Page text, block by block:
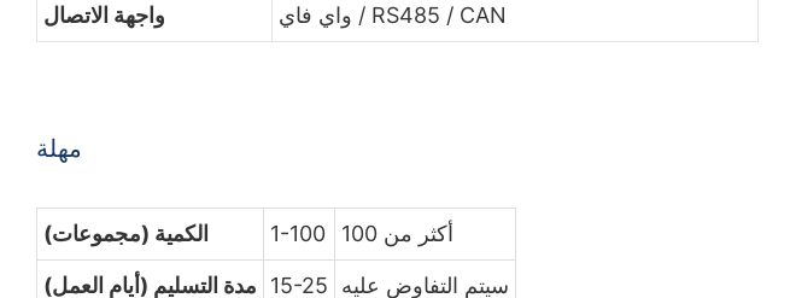
واجهة الاتصال واي فاي / RS485 / CAN
مهلة
الكمية (مجموعات) 1-100 أكثر من 100
مدة التسليم (أيام العمل) 15-25 سيتم التفاوض عليه